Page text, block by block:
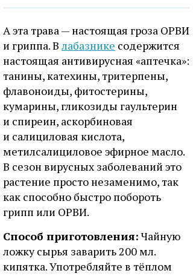
А эта трава — настоящая гроза ОРВИ
и гриппа. В лабазнике содержится
настоящая антивирусная «аптечка»:
танины, катехины, тритерпены,
флавоноиды, фитостерины,
кумарины, гликозиды гаультерин
и спиреин, аскорбиновая
и салициловая кислота,
метилсалициловое эфирное масло.
В сезон вирусных заболеваний это
растение просто незаменимо, так
как способно быстро побороть
грипп или ОРВИ.
Способ приготовления:Чайную
ложку сырья заварить 200 мл.
кипятка. Употребляйте в тёплом